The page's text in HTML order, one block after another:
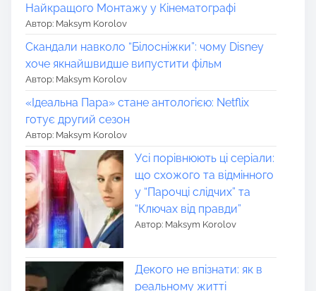
Найкращого Монтажу у Кінематографі
Автор: Maksym Korolov
Скандали навколо “Білосніжки”: чому Disney
хоче якнайшвидше випустити фільм
Автор: Maksym Korolov
«Ідеальна Пара» стане антологією: Netflix
готує другий сезон
Автор: Maksym Korolov
Усі порівнюють ці серіали:
що схожого та відмінного
у “Парочці слідчих” та
“Ключах від правди”
Автор: Maksym Korolov
Декого не впізнати: як в
реальному житті